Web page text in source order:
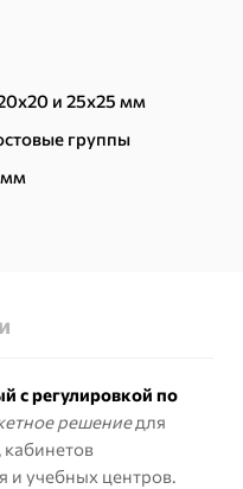
и 25х25 мм
группы
с регулировкой по
решениедля
и учебных центров.